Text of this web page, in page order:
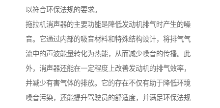
以符合环保法规的要求。
拖拉机消声器的主要功能是降低发动机排气时产生的噪
音。它通过内部的吸音材料和特殊结构设计，将排气气
流中的声波能量转化为热能，从而减少噪音的传播。此
外，消声器还能在一定程度上改善发动机的排气效率，
并减少有害气体的排放。它的存在不仅有助于降低环境
噪音污染，还能提升驾驶员的舒适度，并满足环保法规